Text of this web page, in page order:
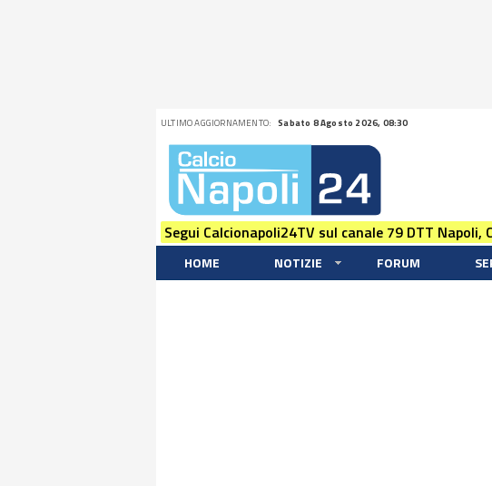
ULTIMO AGGIORNAMENTO: Sabato 8 Agosto 2026, 08:30
Segui Calcionapoli24TV sul canale 79 DTT
HOME NOTIZIE FORUM